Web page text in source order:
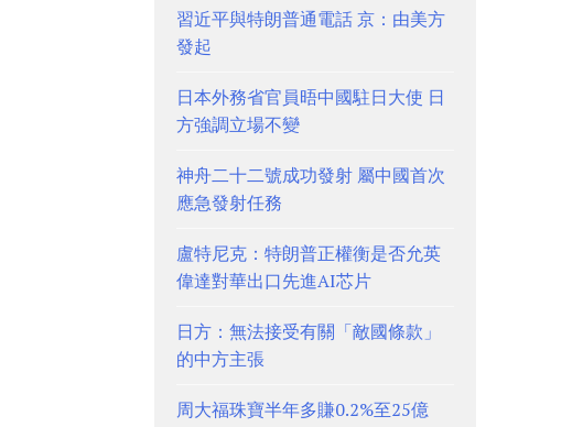
習近平與特朗普通電話 京：由美方
發起
日本外務省官員晤中國駐日大使 日
方強調立場不變
神舟二十二號成功發射 屬中國首次
應急發射任務
盧特尼克：特朗普正權衡是否允英
偉達對華出口先進AI芯片
日方：無法接受有關「敵國條款」
的中方主張
周大福珠寶半年多賺0.2%至25億